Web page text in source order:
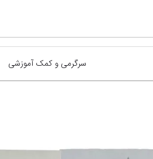
سرگرمی و کمک آموزشی